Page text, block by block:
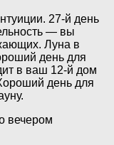
27-й день
— вы
Луна в
день для
в ваш 12-й дом
день для
вечером